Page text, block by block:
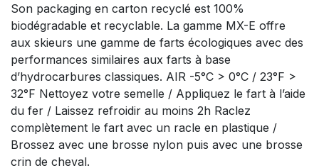
Son packaging en carton recyclé est 100%
biodégradable et recyclable. La gamme MX-E offre
aux skieurs une gamme de farts écologiques avec des
performances similaires aux farts à base
d’hydrocarbures classiques. AIR -5°C > 0°C / 23°F >
32°F Nettoyez votre semelle / Appliquez le fart à l’aide
du fer / Laissez refroidir au moins 2h Raclez
complètement le fart avec un racle en plastique /
Brossez avec une brosse nylon puis avec une brosse
crin de cheval.